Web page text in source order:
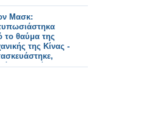
Μασκ:
το θαύμα της
της Κίνας -
στο Πεκίνο, σε